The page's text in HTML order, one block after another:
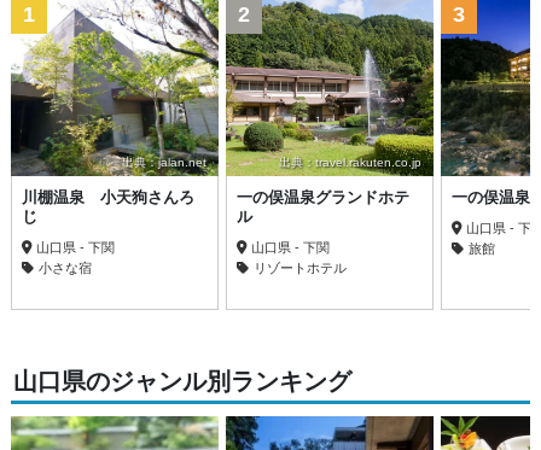
出典：jalan.net
1
川棚温泉 小天狗さんろ
じ
山口県 - 下関
小さな宿
出典：travel.rakuten.co.jp
2
一の俣温泉グランドホテ
ル
山口県 - 下関
リゾートホテル
3
一の俣温泉
山口県 - 下
旅館
山口県のジャンル別ランキング